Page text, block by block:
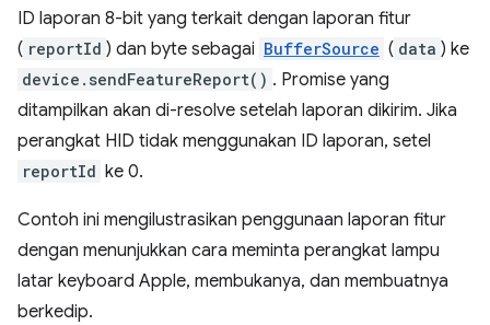
ID laporan 8-bit yang terkait dengan laporan fitur
( reportId ) dan byte sebagai BufferSource ( data ) ke
device.sendFeatureReport() . Promise yang
ditampilkan akan di-resolve setelah laporan dikirim. Jika
perangkat HID tidak menggunakan ID laporan, setel
reportId ke 0.
Contoh ini mengilustrasikan penggunaan laporan fitur
dengan menunjukkan cara meminta perangkat lampu
latar keyboard Apple, membukanya, dan membuatnya
berkedip.